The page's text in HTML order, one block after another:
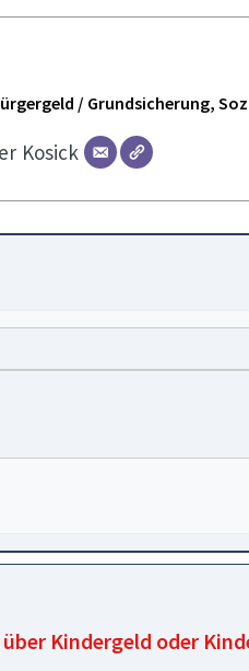
/ Grundsicherung,
Kosick
Kindergeld oder